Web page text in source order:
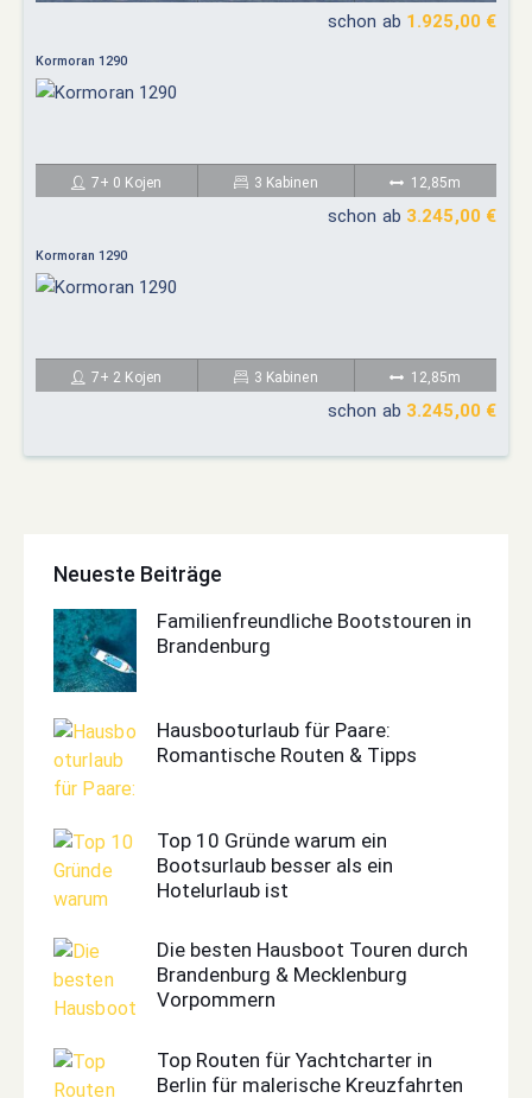
schon ab 1.925,00 €
Kormoran 1290
7+ 0 Kojen 3 Kabinen 12,85m
schon ab 3.245,00 €
Kormoran 1290
7+ 2 Kojen 3 Kabinen 12,85m
schon ab 3.245,00 €
Neueste Beiträge
Familienfreundliche Bootstouren in
Brandenburg
Hausbooturlaub für Paare:
Romantische Routen & Tipps
Top 10 Gründe warum ein
Bootsurlaub besser als ein
Hotelurlaub ist
Die besten Hausboot Touren durch
Brandenburg & Mecklenburg
Vorpommern
Top Routen für Yachtcharter in
Berlin für malerische Kreuzfahrten